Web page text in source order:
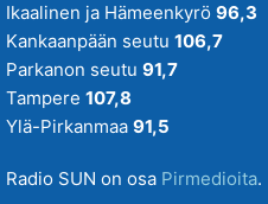
Tiistaitanssit klo 19-21
VIIKONLOPUN MENOVINKIT
Ikaalinen ja Hämeenkyrö 96,3
Kankaanpään seutu 106,7
Parkanon seutu 91,7
Tampere 107,8
Ylä-Pirkanmaa 91,5
Radio SUN on osa Pirmedioita.